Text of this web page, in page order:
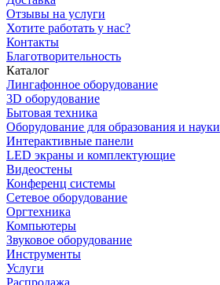
Отзывы на услуги
Хотите работать у нас?
Контакты
Благотворительность
Каталог
Лингафонное оборудование
3D оборудование
Бытовая техника
Оборудование для образования и науки
Интерактивные панели
LED экраны и комплектующие
Видеостены
Конференц системы
Сетевое оборудование
Оргтехника
Компьютеры
Звуковое оборудование
Инструменты
Услуги